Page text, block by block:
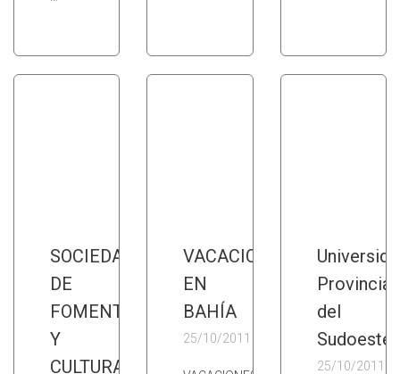
SOCIEDAD
DE
FOMENTO
Y
CULTURA
VACACIONES
EN
BAHÍA
25/10/2011
Provincial
del
Sudoeste
25/10/2011